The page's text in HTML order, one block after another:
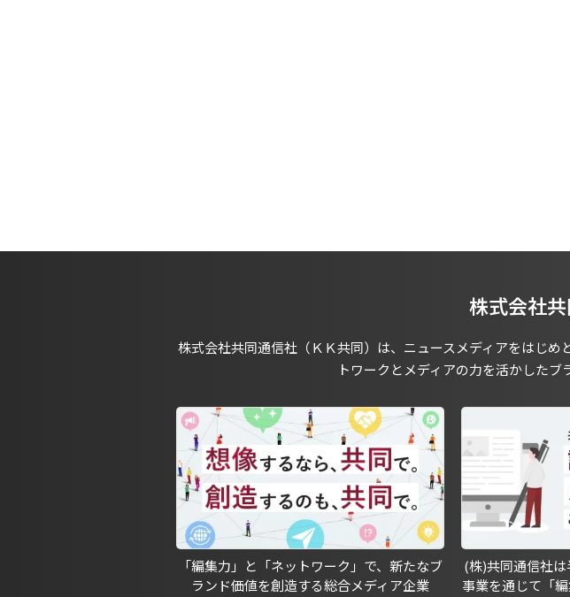
株式会社
株式会社共同通信社（ＫＫ共同）は、ニュースメディアをはじ
トワークとメディアの力を活かしたブ
「編集力」と「ネットワーク」で、新たなブ
ランド価値を創造する総合メディア企業
(株)共同通信社
事業を通じて「